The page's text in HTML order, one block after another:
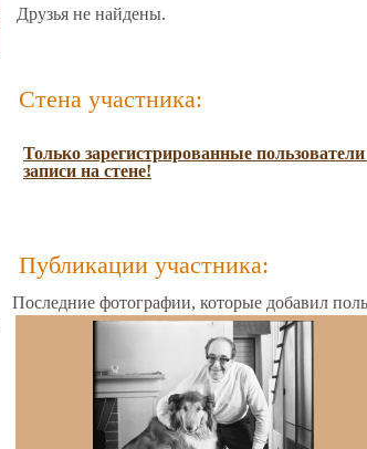
Друзья не найдены.
Стена участника:
Только зарегистрированные
записи на стене!
Публикации участника:
Последние фотографии, которые добавил